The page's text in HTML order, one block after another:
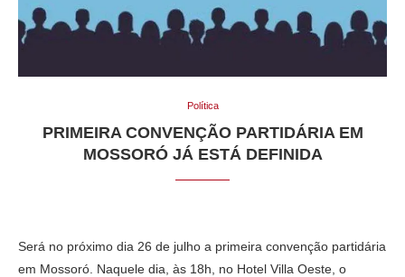
Política
PRIMEIRA CONVENÇÃO PARTIDÁRIA EM
MOSSORÓ JÁ ESTÁ DEFINIDA
Será no próximo dia 26 de julho a primeira convenção partidária
em Mossoró. Naquele dia, às 18h, no Hotel Villa Oeste, o